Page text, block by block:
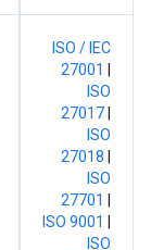
‫ISO / IEC
27001
ISO
27017
ISO
27018
ISO
27701
ISO 9001
ISO